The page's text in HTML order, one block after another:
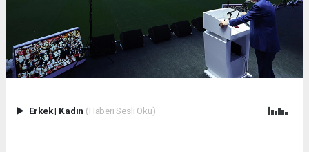
Erkek| Kadın (Haberi Sesli Oku)